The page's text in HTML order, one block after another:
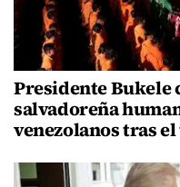
Presidente Bukele
salvadoreña
venezolanos tras